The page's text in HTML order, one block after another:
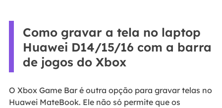
Como gravar a tela no laptop
Huawei D14/15/16 com a barra
de jogos do Xbox
O Xbox Game Bar é outra opção para gravar telas no
Huawei MateBook. Ele não só permite que os